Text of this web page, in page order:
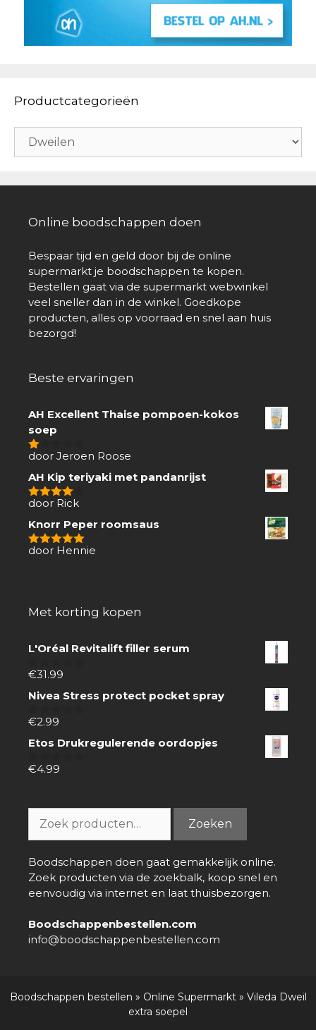
Productcategorieën
Online boodschappen doen
Bespaar tijd en geld door bij de online
supermarkt je boodschappen te kopen.
Bestellen gaat via de supermarkt webwinkel
veel sneller dan in de winkel. Goedkope
producten, alles op voorraad en snel aan huis
bezorgd!
Beste ervaringen
AH Excellent Thaise pompoen-kokos
soep
1
5
door Jeroen Roose
AH Kip teriyaki met pandanrijst
4van 5
door Rick
Knorr Peper roomsaus
5van 5
door Hennie
Met korting kopen
L'Oréal Revitalift filler serum
0
5
€31.99
Nivea Stress protect pocket spray
0
5
€2.99
Etos Drukregulerende oordopjes
0
€4.99
naar:
Zoeken
Boodschappen doen gaat gemakkelijk online.
Zoek producten via de zoekbalk, koop snel en
eenvoudig via internet en laat thuisbezorgen.
Boodschappenbestellen.com
info@boodschappenbestellen.com
Boodschappen bestellen » Online Supermarkt» Vileda Dweil
extra soepel